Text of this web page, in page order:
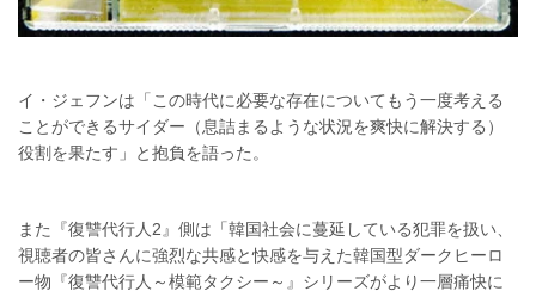
イ・ジェフンは「この時代に必要な存在についてもう一度考える
ことができるサイダー（息詰まるような状況を爽快に解決する）
役割を果たす」と抱負を語った。
また『復讐代行人2』側は「韓国社会に蔓延している犯罪を扱い、
視聴者の皆さんに強烈な共感と快感を与えた韓国型ダークヒーロ
ー物『復讐代行人～模範タクシー～』シリーズがより一層痛快に